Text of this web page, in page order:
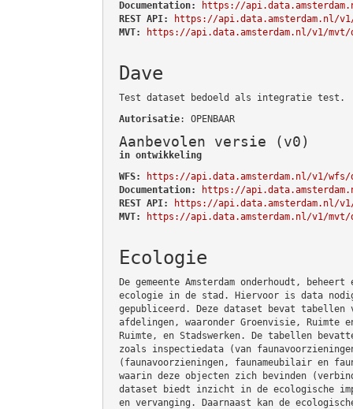
Documentation:
https://
REST API:
https://api.data.amsterdam.nl/
MVT:
https://api.data.amsterdam.nl/v1/mvt/
Dave
Test dataset bedoeld als integratie test.
Autorisatie: OPENBAAR
Aanbevolen versie (v0)
in ontwikkeling
WFS:
https://api.data.amsterdam.nl/v1/wfs/
Documentation:
https://
REST API:
https://api.data.amsterdam.nl/
MVT:
https://api.data.amsterdam.nl/v1/mvt/
Ecologie
De gemeente Amsterdam onderhoudt,
ecologie in de stad. Hiervoor is data
gepubliceerd. Deze dataset bevat tabellen
afdelingen, waaronder Groenvisie, Ruimte
Ruimte, en Stadswerken. De tabellen
zoals inspectiedata (van
(faunavoorzieningen, faunameubilair en
waarin deze objecten zich bevinden
dataset biedt inzicht in de ecologische
en vervanging. Daarnaast kan de